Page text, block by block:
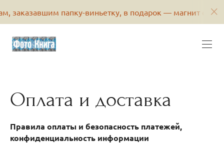
заказавшим папку-виньетку, в подарок — магнит с его
Оплата и доставка
Правила оплаты и безопасность платежей,
конфиденциальность информации